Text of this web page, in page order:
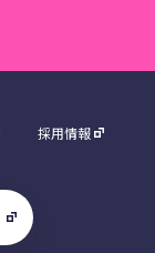
採用情報